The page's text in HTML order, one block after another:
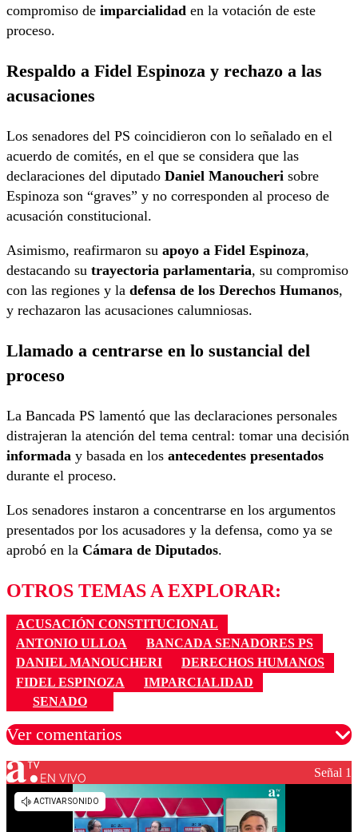
compromiso de imparcialidad en la votación de este
proceso.
Respaldo a Fidel Espinoza y rechazo a las
acusaciones
Los senadores del PS coincidieron con lo señalado en el
acuerdo de comités, en el que se considera que las
declaraciones del diputado Daniel Manoucheri sobre
Espinoza son “graves” y no corresponden al proceso de
acusación constitucional.
Asimismo, reafirmaron su apoyo a Fidel Espinoza,
destacando su trayectoria parlamentaria, su compromiso
con las regiones y la defensa de los Derechos Humanos,
y rechazaron las acusaciones calumniosas.
Llamado a centrarse en lo sustancial del
proceso
La Bancada PS lamentó que las declaraciones personales
distrajeran la atención del tema central: tomar una decisión
informada y basada en los antecedentes presentados
durante el proceso.
Los senadores instaron a concentrarse en los argumentos
presentados por los acusadores y la defensa, como ya se
aprobó en la Cámara de Diputados.
OTROS TEMAS A EXPLORAR:
ACUSACIÓN CONSTITUCIONAL
ANTONIO ULLOA
BANCADA SENADORES PS
DANIEL MANOUCHERI
DERECHOS HUMANOS
FIDEL ESPINOZA
IMPARCIALIDAD
SENADO
Ver comentarios
Los comentarios son moderados para garantizar un
diálogo respetuoso.
EN VIVO Señal 1